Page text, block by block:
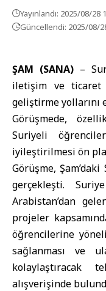
Yayınlandı: 2025/08/28
Güncellendi: 2025/08/
ŞAM (SANA) –
iletişim ve ticaret
geliştirme yollarını
Görüşmede,
Suriyeli
iyileştirilmesi ön
Görüşme,
gerçekleşti.
Arabistan’dan
projeler
öğrencilerine
sağlanması ve
kolaylaştıracak
alışverişinde